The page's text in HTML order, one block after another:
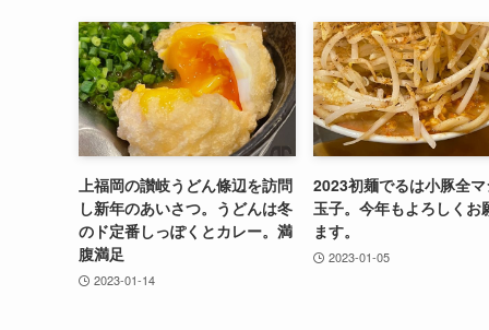
上福岡の讃岐うどん條辺を訪問
し新年のあいさつ。うどんは冬
のド定番しっぽくとカレー。満
腹満足
2023-01-14
2023初麺でるは小豚全
玉子。今年もよろしくお
ます。
2023-01-05